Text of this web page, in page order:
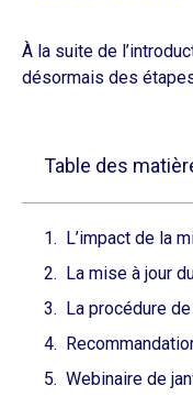
À la suite de
désormais des
Table des
L’impact de la
La mise à jour
La procédure
Webinaire de